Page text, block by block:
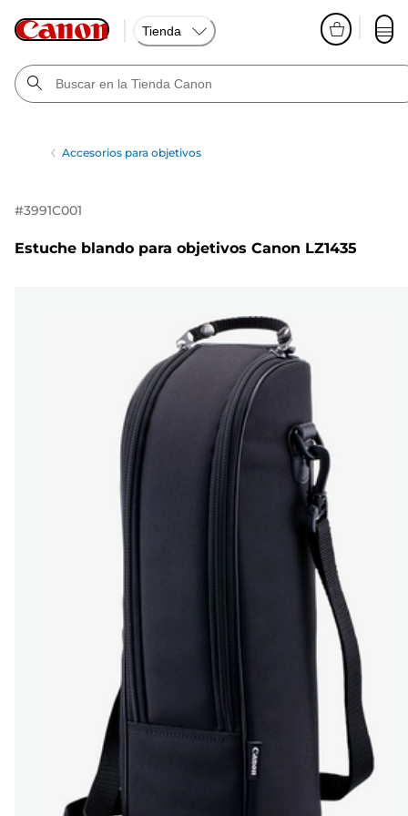
Tienda
Accesorios para objetivos
#3991C001
Estuche blando para objetivos Canon LZ1435